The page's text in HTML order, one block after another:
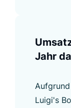
Jahr
Luigi's